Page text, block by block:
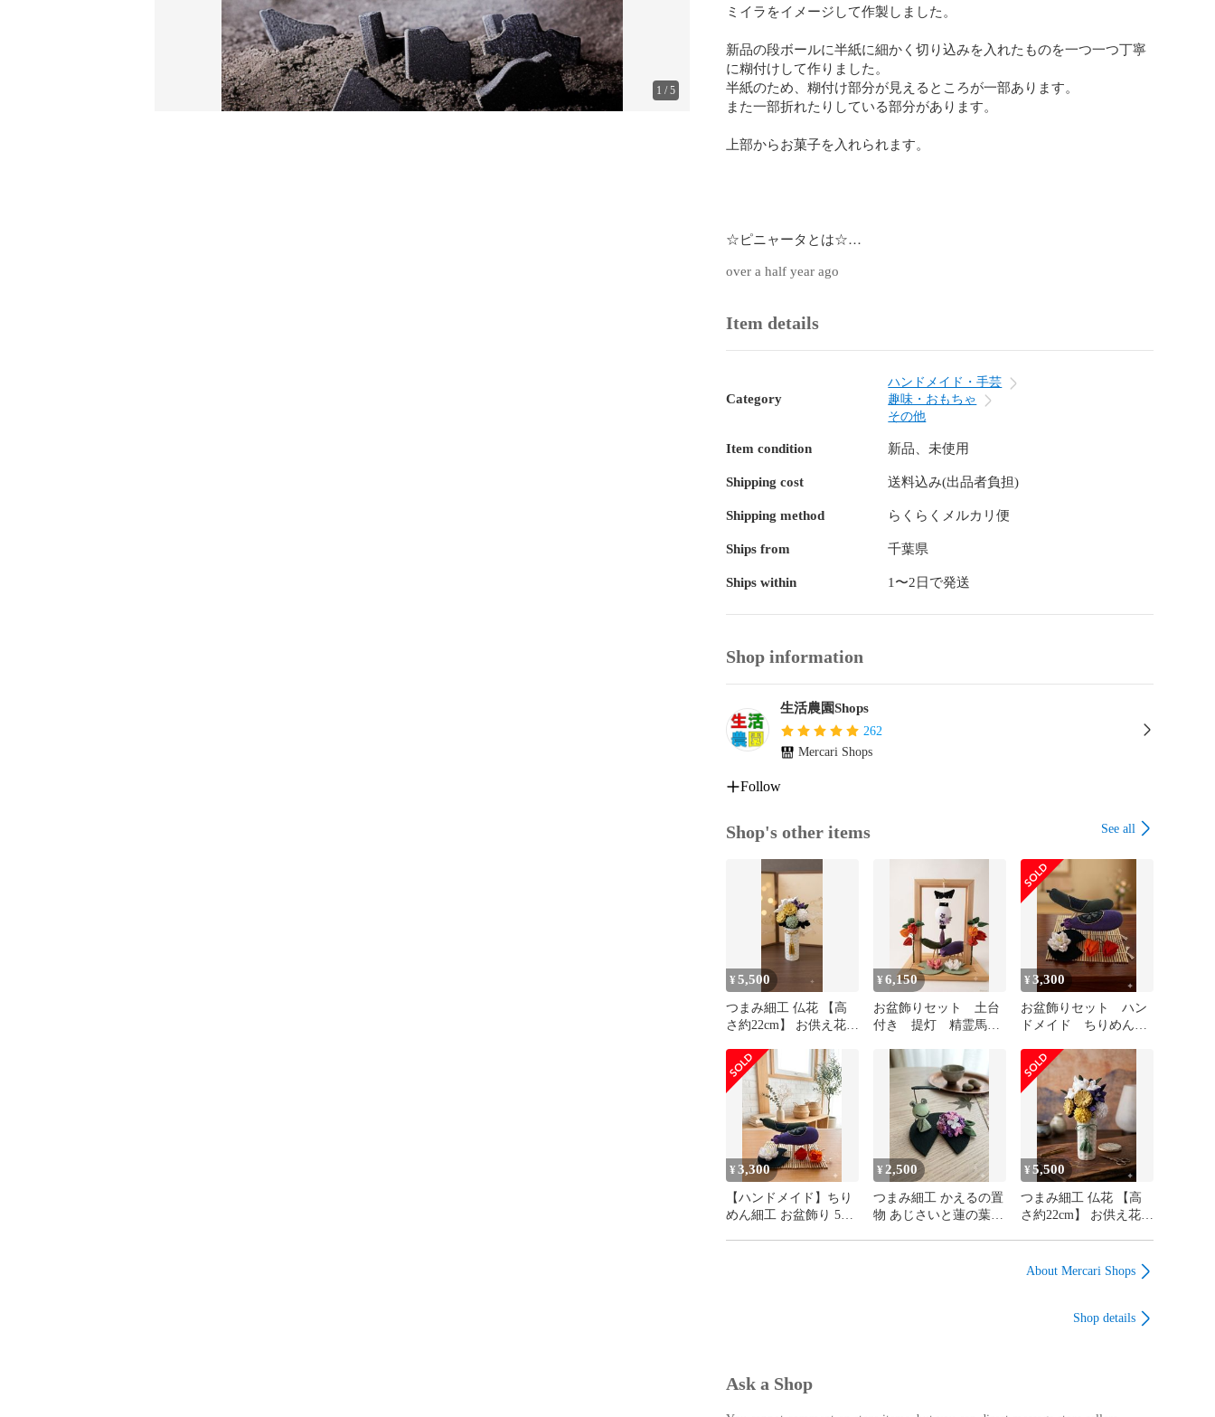
1 /5
ミイラをイメージして作製しました。
新品の段ボールに半紙に細かく切り込みを入れたものを一つ一つ丁寧
に糊付けして作りました。
半紙のため、糊付け部分が見えるところが一部あります。
また一部折れたりしている部分があります。
上部からお菓子を入れられます。
☆ピニャータとは☆
ようなものです。
1人ずつ順番に棒で叩いて、割れるとお菓子が落ちてきて、それを拾う
というとても楽しい遊びです。
（お菓子は割れにくいものをお勧めします。）
小さいお子様から大人まで楽しめます。
こちらは割れやすいように少し工夫をしておりますが、
※棒、お菓子はついていません。
サイズ
縦　約30センチ
幅　約10センチ
#ピニャータ
#ハロウィン
#リメンバーミー
#メキシコ
#パーティ
over a half year ago
Item details
Category
ハンドメイド・手芸
趣味・おもちゃ
その他
Item condition 新品、未使用
Shipping cost 送料込み(出品者負担)
Shipping method らくらくメルカリ便
Ships from 千葉県
Ships within 1〜2日で発送
Shop information
生活農園Shops
262
Mercari Shops
Follow
Shop's other items See all
¥5,500
つまみ細工 仏花 【高
さ約22cm】 お供え花
いお花 水やり不要
¥6,150
お盆飾りセット 土台
付き 提灯 精霊馬
雑貨 ちりめん つま
み細工 帰省 ペット供
¥3,300
お盆飾りセット ハン
ドメイド ちりめん細
精霊馬 精霊牛 ほおず
き 蓮
¥3,300
【ハンドメイド】ちり
めん細工 お盆飾り 5点
¥2,500
つまみ細工 かえるの置
物 あじさいと蓮の葉
¥5,500
つまみ細工 仏花 【高
さ約22cm】 お供え花
About Mercari Shops
Shop details
Ask a Shop